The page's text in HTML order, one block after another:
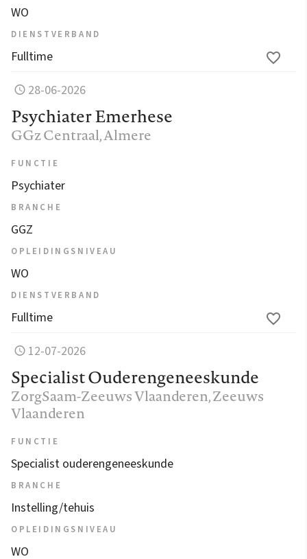
WO
DIENSTVERBAND
Fulltime
28-06-2026
Psychiater Emerhese
GGz Centraal, Almere
FUNCTIE
Psychiater
BRANCHE
GGZ
OPLEIDINGSNIVEAU
WO
DIENSTVERBAND
Fulltime
12-07-2026
Specialist Ouderengeneeskunde
ZorgSaam-Zeeuws Vlaanderen, Zeeuws
Vlaanderen
FUNCTIE
Specialist ouderengeneeskunde
BRANCHE
Instelling/tehuis
OPLEIDINGSNIVEAU
WO